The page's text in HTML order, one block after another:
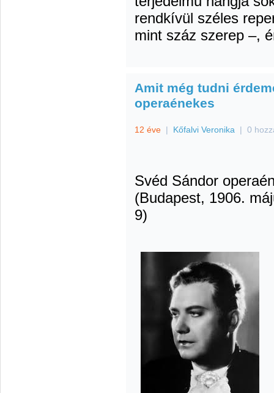
rendkívül széles
mint száz szerep –,
Amit még tudni
operaénekes
12 éve | Kőfalvi Veronika | 0
Svéd Sándor
(Budapest, 1906.
9)